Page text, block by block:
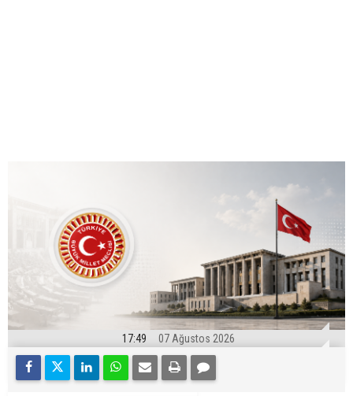
17:49 07 Ağustos 2026